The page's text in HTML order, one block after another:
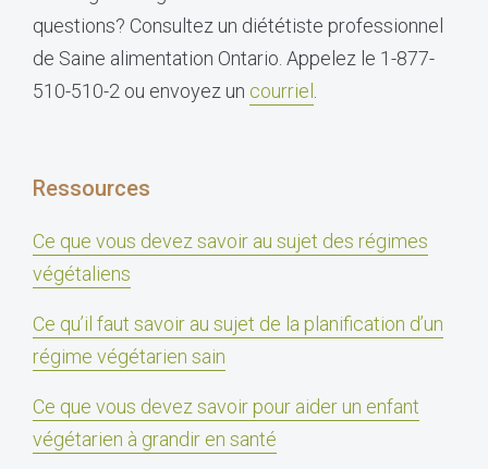
questions? Consultez un diététiste professionnel
de Saine alimentation Ontario. Appelez le 1-877-
510-510-2 ou envoyez un courriel
Ressources
Ce que vous devez savoir au sujet des régimes
végétaliens
Ce qu’il faut savoir au sujet de la planification d’un
régime végétarien sain
Ce que vous devez savoir pour aider un enfant
végétarien à grandir en santé